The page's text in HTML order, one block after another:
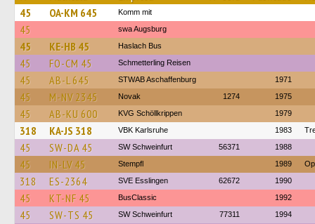
45 OA-KM 645 Komm mit
45 swa Augsburg
45 KE-HB 45 Haslach Bus
45 FO-CM 45 Schmetterling Reisen
45 AB-L 645 STWAB Aschaffenburg 1971
45 M-NV 2345 Novak 1274 1975
45 AB-KU 600 KVG Schöllkrippen 1979
318 KA-JS 318 VBK Karlsruhe 1983
45 SW-DA 45 SW Schweinfurt 56371 1988
45 IN-LV 45 Stempfl 1989
318 ES-2364 SVE Esslingen 62672 1990
45 KT-NF 45 BusClassic 1992
45 SW-TS 45 SW Schweinfurt 77311 1994